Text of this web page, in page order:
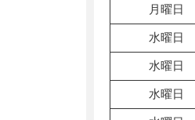
月曜日
水曜日
水曜日
水曜日